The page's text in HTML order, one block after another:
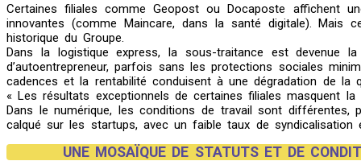
Certaines filiales comme Geopost ou Docaposte affichent
innovantes (comme Maincare, dans la santé digitale). Mais
historique du Groupe.
Dans la logistique express, la sous-traitance est devenue
d’autoentrepreneur, parfois sans les protections sociales
cadences et la rentabilité conduisent à une dégradation de la
« Les résultats exceptionnels de certaines filiales masquent
Dans le numérique, les conditions de travail sont différentes,
calqué sur les startups, avec un faible taux de
UNE MOSAÏQUE DE STATUTS ET DE